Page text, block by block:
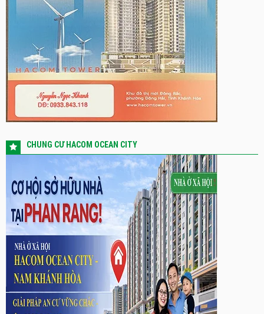
CHUNG CƯ HACOM OCEAN CITY